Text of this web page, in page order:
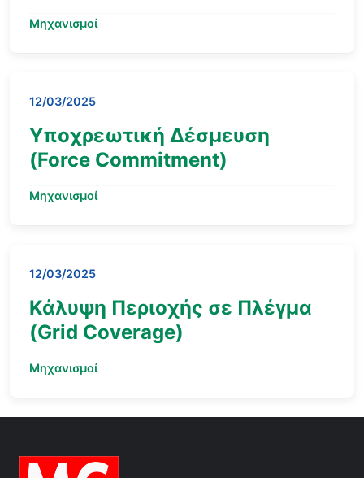
Μηχανισμοί
12/03/2025
Υποχρεωτική Δέσμευση
(Force Commitment)
Μηχανισμοί
12/03/2025
Κάλυψη Περιοχής σε Πλέγμα
(Grid Coverage)
Μηχανισμοί